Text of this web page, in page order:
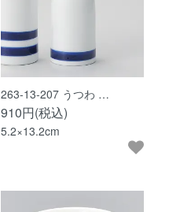
263-13-207 うつわ …
910円(税込)
5.2×13.2cm